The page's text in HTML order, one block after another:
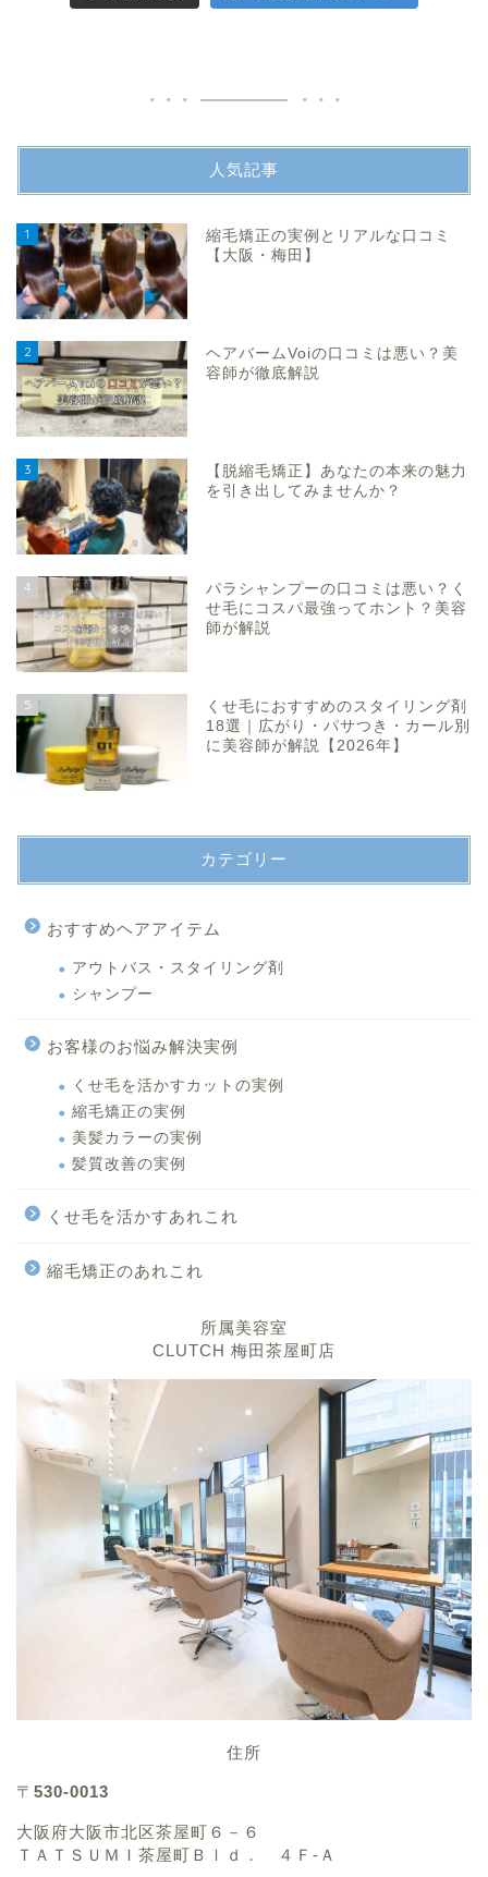
人気記事
1
縮毛矯正の実例とリアルな口コミ
【大阪・梅田】
2
ヘアバームVoiの口コミは悪い？美
容師が徹底解説
3
【脱縮毛矯正】あなたの本来の魅力
を引き出してみませんか？
4
パラシャンプーの口コミは悪い？く
せ毛にコスパ最強ってホント？美容
師が解説
5
くせ毛におすすめのスタイリング剤
18選｜広がり・パサつき・カール別
に美容師が解説【2026年】
カテゴリー
おすすめヘアアイテム
アウトバス・スタイリング剤
シャンプー
お客様のお悩み解決実例
くせ毛を活かすカットの実例
縮毛矯正の実例
美髪カラーの実例
髪質改善の実例
くせ毛を活かすあれこれ
縮毛矯正のあれこれ
所属美容室
CLUTCH 梅田茶屋町店
住所
〒 530-0013
大阪府大阪市北区茶屋町６－６
ＴＡＴＳＵＭＩ茶屋町Ｂｌｄ． ４Ｆ-Ａ